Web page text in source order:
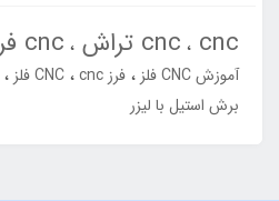
cnc cnc تراش cnc فرز
آموزش CNC فلز فرز cnc CNC فلز
برش استیل با لیزر